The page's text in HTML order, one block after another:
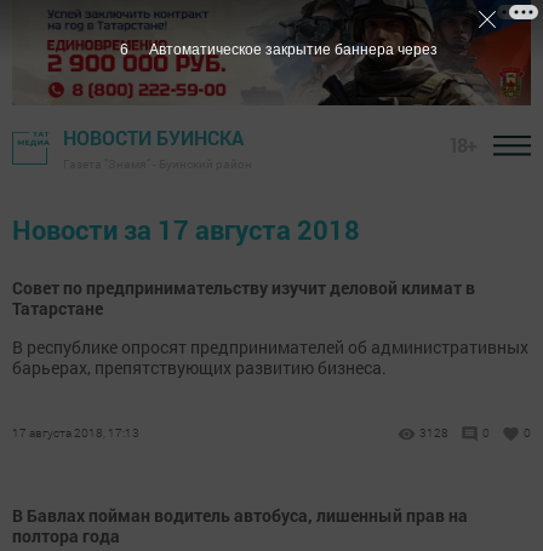
НОВОСТИ БУИНСКА
Новости за 17 августа 2018
Совет по предпринимательству изучит деловой климат в
Татарстане
В республике опросят предпринимателей об административных
барьерах, препятствующих развитию бизнеса.
17 августа 2018, 17:13 3128 0 0
В Бавлах пойман водитель автобуса, лишенный прав на
полтора года
6 Автоматическое закрытие баннера через